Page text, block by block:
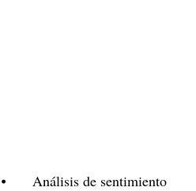
⦁	Análisis de sentimiento